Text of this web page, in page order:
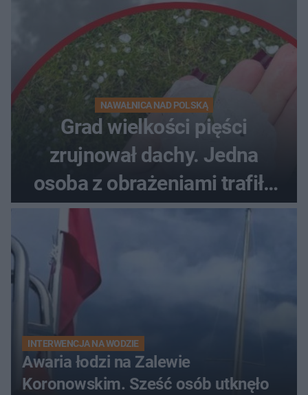
NAWAŁNICA NAD POLSKĄ
Grad wielkości pięści
zrujnował dachy. Jedna
osoba z obrażeniami trafiła
do szpitala
INTERWENCJA NA WODZIE
Awaria łodzi na Zalewie
Koronowskim. Sześć osób utknęło